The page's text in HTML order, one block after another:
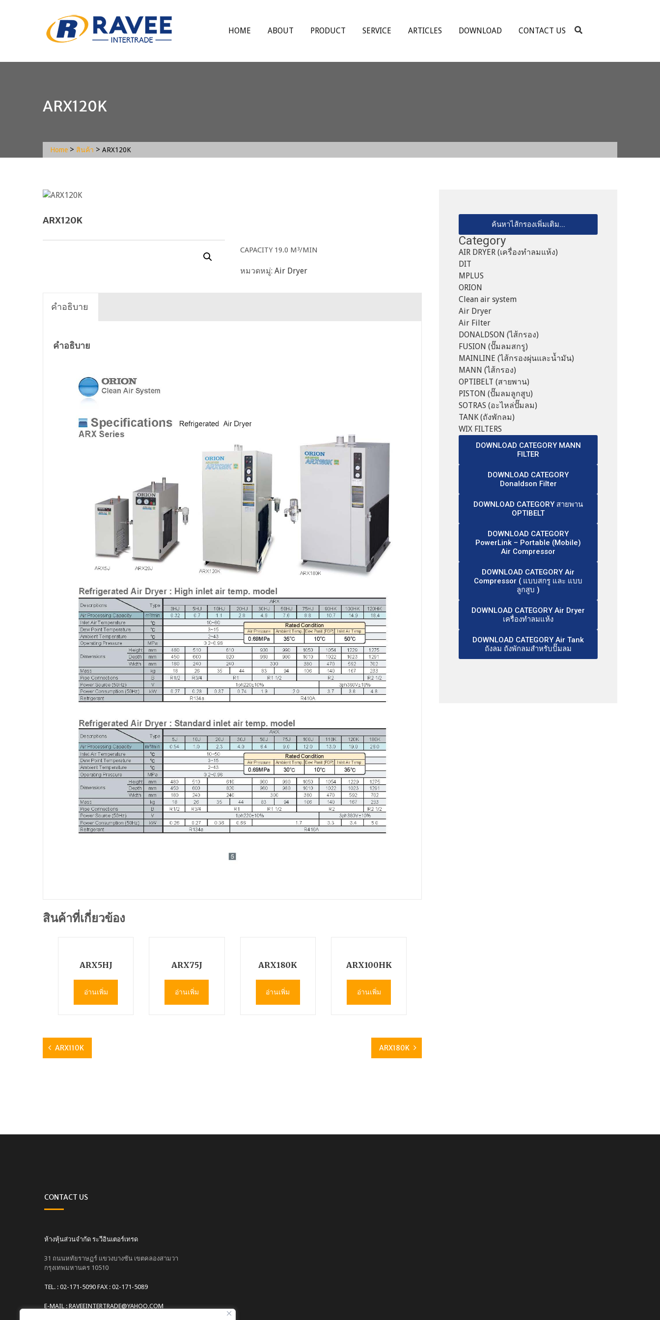
HOME ABOUT PRODUCT SERVICE ARTICLES DOWNLOAD CONTACT US
ARX120K
Home > สินค้า > ARX120K
ARX120K
CAPACITY 19.0 M³/MIN
หมวดหมู่: Air Dryer
คำอธิบาย
คำอธิบาย
สินค้าที่เกี่ยวข้อง
ARX5HJ
อ่านเพิ่ม
ARX75J
อ่านเพิ่ม
ARX180K
อ่านเพิ่ม
ARX100HK
อ่านเพิ่ม
ARX110K ARX180K
ค้นหาไส้กรองเพิ่มเติม...
Category
AIR DRYER (เครื่องทำลมแห้ง)
DIT
MPLUS
ORION
Clean air system
Air Dryer
Air Filter
DONALDSON (ไส้กรอง)
FUSION (ปั๊มลมสกรู)
MAINLINE (ไส้กรองผุ่นและน้ำมัน)
MANN (ไส้กรอง)
OPTIBELT (สายพาน)
PISTON (ปั๊มลมลูกสูบ)
SOTRAS (อะไหล่ปั๊มลม)
TANK (ถังพักลม)
WIX FILTERS
DOWNLOAD CATEGORY MANN
FILTER
DOWNLOAD CATEGORY
Donaldson Filter
DOWNLOAD CATEGORY สายพาน
OPTIBELT
DOWNLOAD CATEGORY
PowerLink – Portable (Mobile)
Air Compressor
DOWNLOAD CATEGORY Air
Compressor ( แบบสกรู และ แบบ
ลูกสูบ )
DOWNLOAD CATEGORY Air Dryer
เครื่องทำลมแห้ง
DOWNLOAD CATEGORY Air Tank
ถังลม ถังพักลมสำหรับปั๊มลม
CONTACT US
ห้างหุ้นส่วนจำกัด ระวีอินเตอร์เทรด
31 ถนนหทัยราษฏร์ แขวงบางชัน เขตคลองสามวา
กรุงเทพมหานคร 10510
TEL. : 02-171-5090 FAX : 02-171-5089
E-MAIL : RAVEEINTERTRADE@YAHOO.COM